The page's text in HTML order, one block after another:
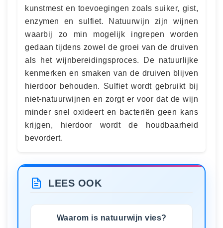
kunstmest en toevoegingen zoals suiker, gist,
enzymen en sulfiet. Natuurwijn zijn wijnen
waarbij zo min mogelijk ingrepen worden
gedaan tijdens zowel de groei van de druiven
als het wijnbereidingsproces. De natuurlijke
kenmerken en smaken van de druiven blijven
hierdoor behouden. Sulfiet wordt gebruikt bij
niet-natuurwijnen en zorgt er voor dat de wijn
minder snel oxideert en bacteriën geen kans
krijgen, hierdoor wordt de houdbaarheid
bevordert.
LEES OOK
Waarom is natuurwijn vies?